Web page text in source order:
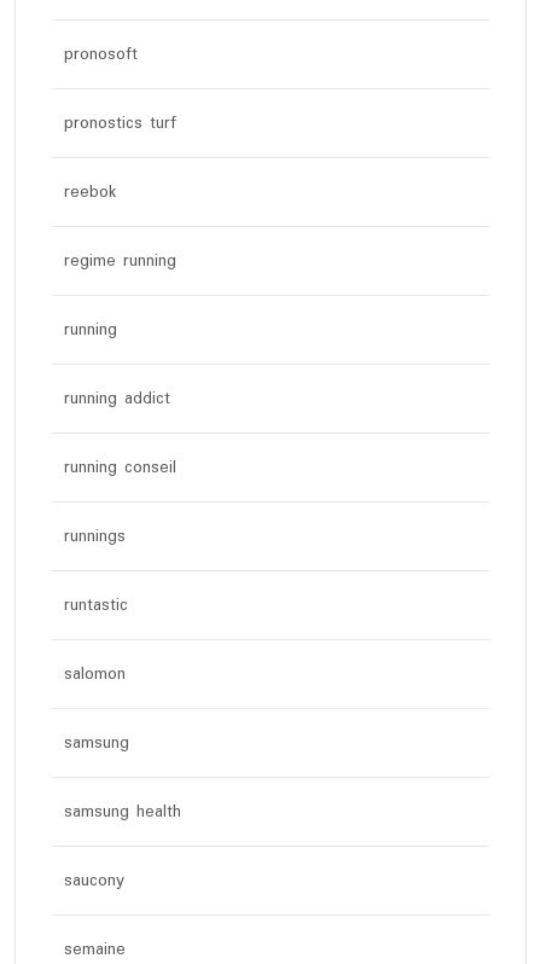
pronosoft
pronostics turf
reebok
regime running
running
running addict
running conseil
runnings
runtastic
salomon
samsung
samsung health
saucony
semaine